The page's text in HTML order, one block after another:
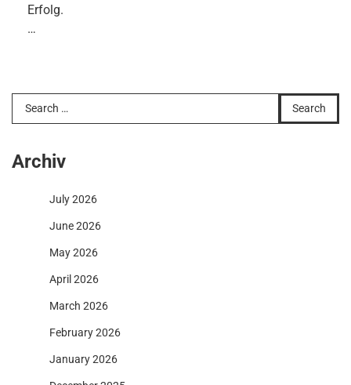
Erfolg.
…
Search
for:
Archiv
July 2026
June 2026
May 2026
April 2026
March 2026
February 2026
January 2026